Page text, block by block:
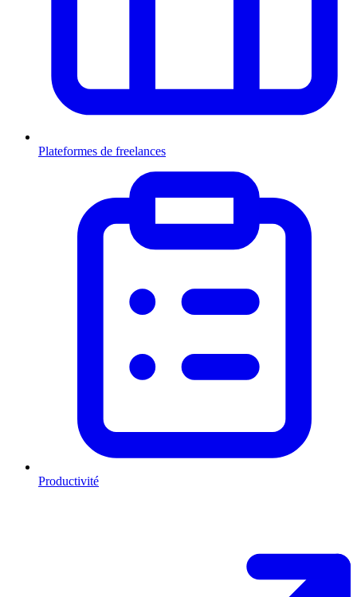
Plateformes de freelances
Productivité